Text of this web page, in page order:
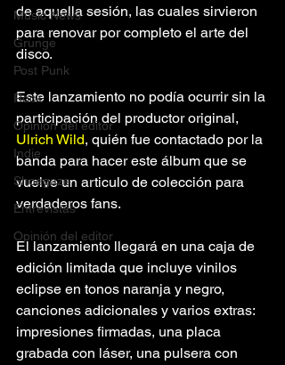
Music News
Grunge
Post Punk
Rock
Opinión del editor
Indie
Shoegaze
Entrevistas
Opinión del editor
de aquella sesión, las cuales sirvieron
para renovar por completo el arte del
disco.
Este lanzamiento no podía ocurrir sin la
participación del productor original,
Ulrich Wild, quién fue contactado por la
banda para hacer este álbum que se
vuelve un articulo de colección para
verdaderos fans.
El lanzamiento llegará en una caja de
edición limitada que incluye vinilos
eclipse en tonos naranja y negro,
canciones adicionales y varios extras:
impresiones firmadas, una placa
grabada con láser, una pulsera con